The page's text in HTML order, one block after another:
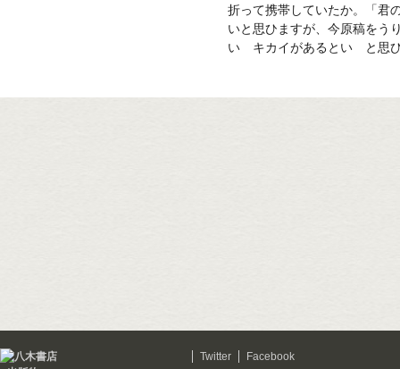
折って携帯していたか。「君
いと思ひますが、今原稿をう
いゝキカイがあるといゝと思
Twitter
Facebook